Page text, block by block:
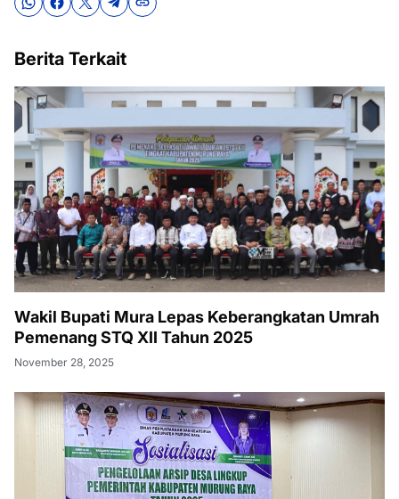
Berita Terkait
Wakil Bupati Mura Lepas Keberangkatan Umrah
Pemenang STQ XII Tahun 2025
November 28, 2025